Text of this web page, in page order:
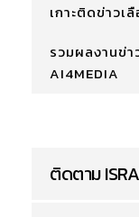
เกาะติดข่าวเ
รวมผลงานข่
AI4MEDIA
ติดตาม